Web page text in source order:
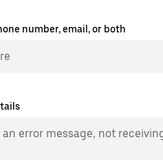
number, email, or both